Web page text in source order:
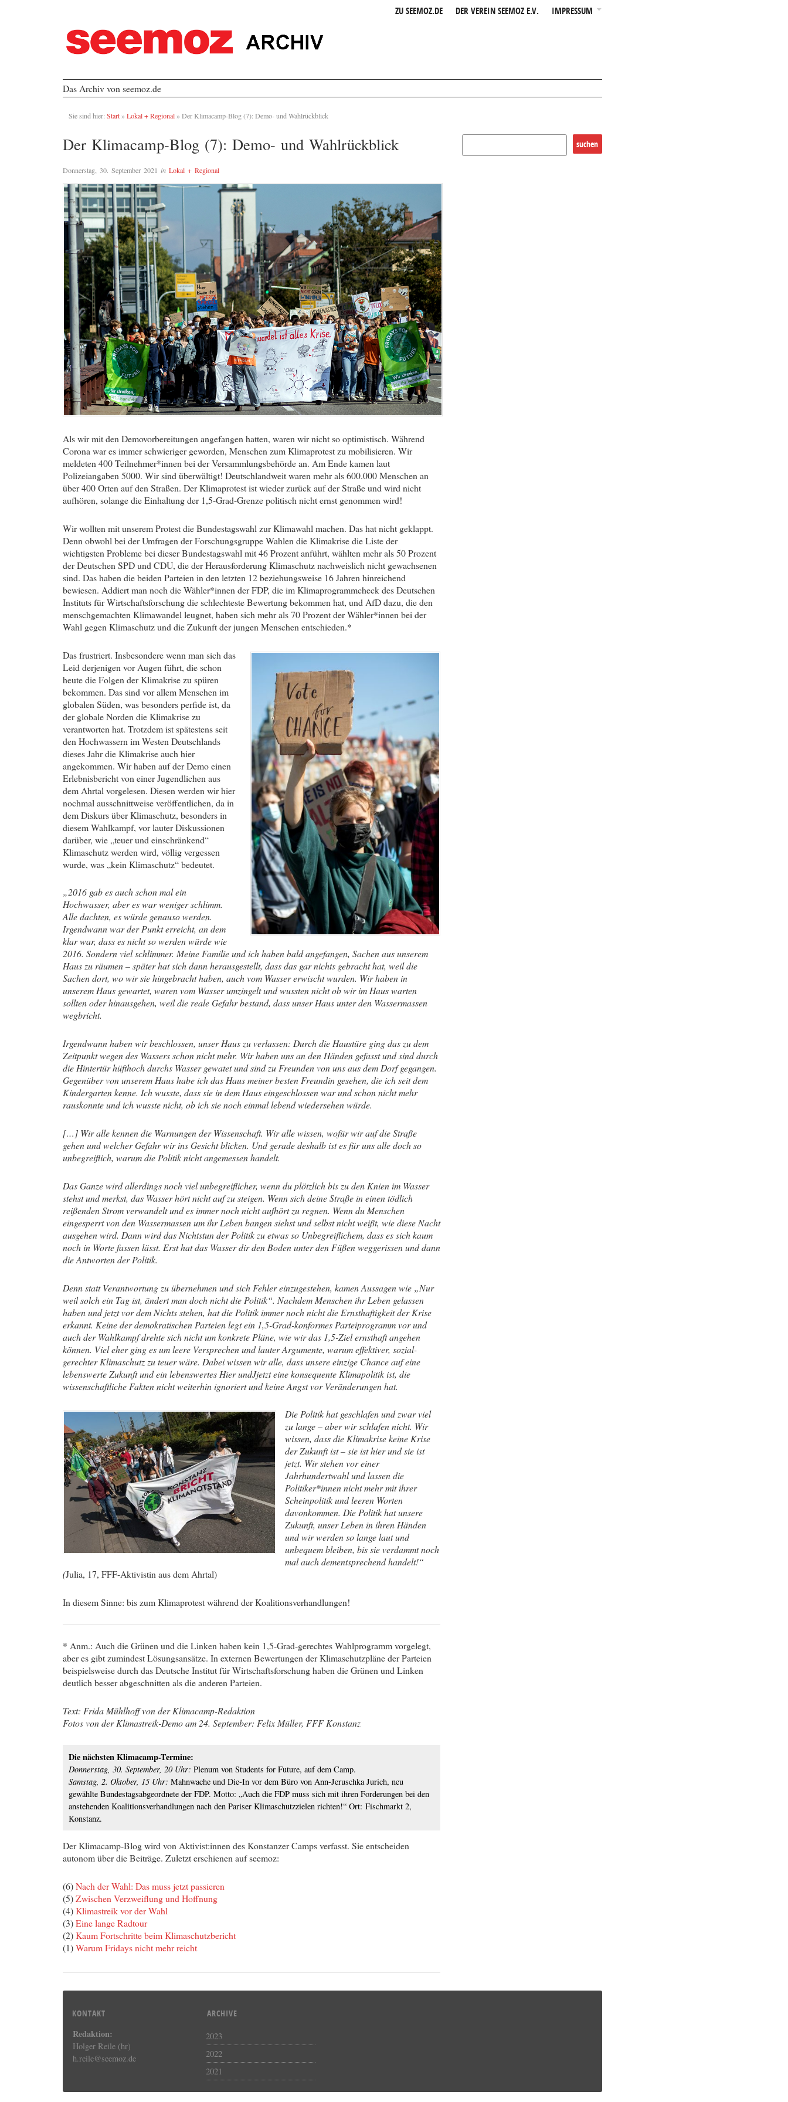
ZU SEEMOZ.DE DER VEREIN SEEMOZ E.V. IMPRESSUM
Das Archiv von seemoz.de
Sie sind hier: Start »Lokal + Regional »Der Klimacamp-Blog (7): Demo- und Wahlrückblick
Der Klimacamp-Blog (7): Demo- und Wahlrückblick
Donnerstag, 30. September 2021 in Lokal + Regional
Als wir mit den Demovorbereitungen angefangen hatten, waren wir nicht so optimistisch. Während
Corona war es immer schwieriger geworden, Menschen zum Klimaprotest zu mobilisieren. Wir
meldeten 400 Teilnehmer*innen bei der Versammlungsbehörde an. Am Ende kamen laut
Polizeiangaben 5000. Wir sind überwältigt! Deutschlandweit waren mehr als 600.000 Menschen an
über 400 Orten auf den Straßen. Der Klimaprotest ist wieder zurück auf der Straße und wird nicht
aufhören, solange die Einhaltung der 1,5-Grad-Grenze politisch nicht ernst genommen wird!
Wir wollten mit unserem Protest die Bundestagswahl zur Klimawahl machen. Das hat nicht geklappt.
Denn obwohl bei der Umfragen der Forschungsgruppe Wahlen die Klimakrise die Liste der
wichtigsten Probleme bei dieser Bundestagswahl mit 46 Prozent anführt, wählten mehr als 50 Prozent
der Deutschen SPD und CDU, die der Herausforderung Klimaschutz nachweislich nicht gewachsenen
sind. Das haben die beiden Parteien in den letzten 12 beziehungsweise 16 Jahren hinreichend
bewiesen. Addiert man noch die Wähler*innen der FDP, die im Klimaprogrammcheck des Deutschen
Instituts für Wirtschaftsforschung die schlechteste Bewertung bekommen hat, und AfD dazu, die den
menschgemachten Klimawandel leugnet, haben sich mehr als 70 Prozent der Wähler*innen bei der
Wahl gegen Klimaschutz und die Zukunft der jungen Menschen entschieden.*
Das frustriert. Insbesondere wenn man sich das
Leid derjenigen vor Augen führt, die schon
heute die Folgen der Klimakrise zu spüren
bekommen. Das sind vor allem Menschen im
globalen Süden, was besonders perfide ist, da
der globale Norden die Klimakrise zu
verantworten hat. Trotzdem ist spätestens seit
den Hochwassern im Westen Deutschlands
dieses Jahr die Klimakrise auch hier
angekommen. Wir haben auf der Demo einen
Erlebnisbericht von einer Jugendlichen aus
dem Ahrtal vorgelesen. Diesen werden wir hier
nochmal ausschnittweise veröffentlichen, da in
dem Diskurs über Klimaschutz, besonders in
diesem Wahlkampf, vor lauter Diskussionen
darüber, wie „teuer und einschränkend“
Klimaschutz werden wird, völlig vergessen
wurde, was „kein Klimaschutz“ bedeutet.
„2016 gab es auch schon mal ein
Hochwasser, aber es war weniger schlimm.
Alle dachten, es würde genauso werden.
Irgendwann war der Punkt erreicht, an dem
klar war, dass es nicht so werden würde wie
2016. Sondern viel schlimmer. Meine Familie und ich haben bald angefangen, Sachen aus unserem
Haus zu räumen – später hat sich dann herausgestellt, dass das gar nichts gebracht hat, weil die
Sachen dort, wo wir sie hingebracht haben, auch vom Wasser erwischt wurden. Wir haben in
unserem Haus gewartet, waren vom Wasser umzingelt und wussten nicht ob wir im Haus warten
sollten oder hinausgehen, weil die reale Gefahr bestand, dass unser Haus unter den Wassermassen
wegbricht.
Irgendwann haben wir beschlossen, unser Haus zu verlassen: Durch die Haustüre ging das zu dem
Zeitpunkt wegen des Wassers schon nicht mehr. Wir haben uns an den Händen gefasst und sind durch
die Hintertür hüfthoch durchs Wasser gewatet und sind zu Freunden von uns aus dem Dorf gegangen.
Gegenüber von unserem Haus habe ich das Haus meiner besten Freundin gesehen, die ich seit dem
Kindergarten kenne. Ich wusste, dass sie in dem Haus eingeschlossen war und schon nicht mehr
rauskonnte und ich wusste nicht, ob ich sie noch einmal lebend wiedersehen würde.
[…] Wir alle kennen die Warnungen der Wissenschaft. Wir alle wissen, wofür wir auf die Straße
gehen und welcher Gefahr wir ins Gesicht blicken. Und gerade deshalb ist es für uns alle doch so
unbegreiflich, warum die Politik nicht angemessen handelt.
Das Ganze wird allerdings noch viel unbegreiflicher, wenn du plötzlich bis zu den Knien im Wasser
stehst und merkst, das Wasser hört nicht auf zu steigen. Wenn sich deine Straße in einen tödlich
reißenden Strom verwandelt und es immer noch nicht aufhört zu regnen. Wenn du Menschen
eingesperrt von den Wassermassen um ihr Leben bangen siehst und selbst nicht weißt, wie diese Nacht
ausgehen wird. Dann wird das Nichtstun der Politik zu etwas so Unbegreiflichem, dass es sich kaum
noch in Worte fassen lässt. Erst hat das Wasser dir den Boden unter den Füßen weggerissen und dann
die Antworten der Politik.
Denn statt Verantwortung zu übernehmen und sich Fehler einzugestehen, kamen Aussagen wie „Nur
weil solch ein Tag ist, ändert man doch nicht die Politik“. Nachdem Menschen ihr Leben gelassen
haben und jetzt vor dem Nichts stehen, hat die Politik immer noch nicht die Ernsthaftigkeit der Krise
erkannt. Keine der demokratischen Parteien legt ein 1,5-Grad-konformes Parteiprogramm vor und
auch der Wahlkampf drehte sich nicht um konkrete Pläne, wie wir das 1,5-Ziel ernsthaft angehen
können. Viel eher ging es um leere Versprechen und lauter Argumente, warum effektiver, sozial-
gerechter Klimaschutz zu teuer wäre. Dabei wissen wir alle, dass unsere einzige Chance auf eine
lebenswerte Zukunft und ein lebenswertes Hier undJjetzt eine konsequente Klimapolitik ist, die
wissenschaftliche Fakten nicht weiterhin ignoriert und keine Angst vor Veränderungen hat.
Die Politik hat geschlafen und zwar viel
zu lange – aber wir schlafen nicht. Wir
wissen, dass die Klimakrise keine Krise
der Zukunft ist – sie ist hier und sie ist
jetzt. Wir stehen vor einer
Jahrhundertwahl und lassen die
Politiker*innen nicht mehr mit ihrer
Scheinpolitik und leeren Worten
davonkommen. Die Politik hat unsere
Zukunft, unser Leben in ihren Händen
und wir werden so lange laut und
unbequem bleiben, bis sie verdammt noch
mal auch dementsprechend handelt!“
(Julia, 17, FFF-Aktivistin aus dem Ahrtal)
In diesem Sinne: bis zum Klimaprotest während der Koalitionsverhandlungen!
* Anm.: Auch die Grünen und die Linken haben kein 1,5-Grad-gerechtes Wahlprogramm vorgelegt,
aber es gibt zumindest Lösungsansätze. In externen Bewertungen der Klimaschutzpläne der Parteien
beispielsweise durch das Deutsche Institut für Wirtschaftsforschung haben die Grünen und Linken
deutlich besser abgeschnitten als die anderen Parteien.
Text: Frida Mühlhoff von der Klimacamp-Redaktion
Fotos von der Klimastreik-Demo am 24. September: Felix Müller, FFF Konstanz
Die nächsten Klimacamp-Termine:
Donnerstag, 30. September, 20 Uhr: Plenum von Students for Future, auf dem Camp.
Samstag, 2. Oktober, 15 Uhr: Mahnwache und Die-In vor dem Büro von Ann-Jeruschka Jurich, neu
gewählte Bundestagsabgeordnete der FDP. Motto: „Auch die FDP muss sich mit ihren Forderungen bei den
anstehenden Koalitionsverhandlungen nach den Pariser Klimaschutzzielen richten!“ Ort: Fischmarkt 2,
Konstanz.
Der Klimacamp-Blog wird von Aktivist:innen des Konstanzer Camps verfasst. Sie entscheiden
autonom über die Beiträge. Zuletzt erschienen auf seemoz:
(6)Nach der Wahl: Das muss jetzt passieren
(5)Zwischen Verzweiflung und Hoffnung
(4)Klimastreik vor der Wahl
(3)Eine lange Radtour
(2)Kaum Fortschritte beim Klimaschutzbericht
(1)Warum Fridays nicht mehr reicht
KONTAKT
Redaktion:
Holger Reile (hr)
h.reile@seemoz.de
ARCHIVE
2023
2022
2021